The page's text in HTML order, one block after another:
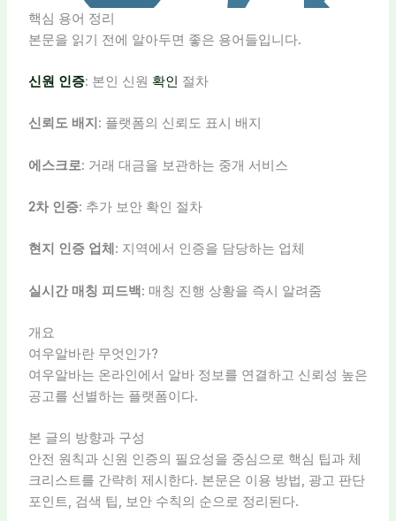
핵심 용어 정리
본문을 읽기 전에 알아두면 좋은 용어들입니다.
신원 인증: 본인 신원 확인 절차
신뢰도 배지 : 플랫폼의 신뢰도 표시 배지
에스크로: 거래 대금을 보관하는 중개 서비스
2차 인증: 추가 보안 확인 절차
현지 인증 업체 : 지역에서 인증을 담당하는 업체
실시간 매칭 피드백 : 매칭 진행 상황을 즉시 알려줌
개요
여우알바란 무엇인가?
여우알바는 온라인에서 알바 정보를 연결하고 신뢰성 높은
공고를 선별하는 플랫폼이다.
본 글의 방향과 구성
안전 원칙과 신원 인증의 필요성을 중심으로 핵심 팁과 체
크리스트를 간략히 제시한다. 본문은 이용 방법, 광고 판단
포인트, 검색 팁, 보안 수칙의 순으로 정리된다.